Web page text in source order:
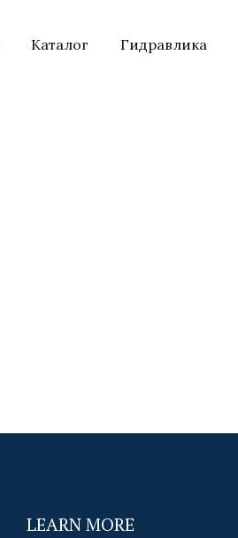
Каталог Гидравлика
LEARN MORE